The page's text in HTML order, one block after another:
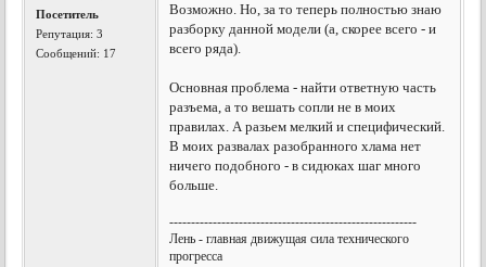
Посетитель
Репутация:3
Сообщений: 17
Возможно. Но, за то теперь полностью знаю
разборку данной модели (а, скорее всего - и
всего ряда).
Основная проблема - найти ответную часть
разъема, а то вешать сопли не в моих
правилах. А разьем мелкий и специфический.
В моих развалах разобранного хлама нет
ничего подобного - в сидюках шаг много
больше.
---------------------------------------------------------
Лень - главная движущая сила технического
прогресса